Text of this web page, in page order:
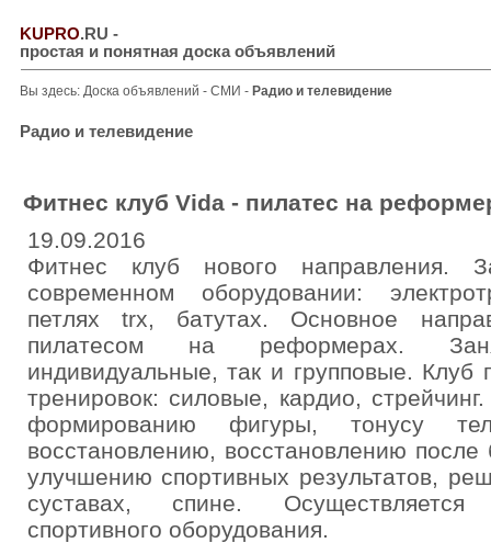
KUPRO.RU -
простая и понятная доска объявлений
Вы здесь: Доска объявлений - СМИ - Радио и телевидение
Радио и телевидение
Фитнес клуб Vida - пилатес на
19.09.2016
Фитнес клуб нового направления.
современном оборудовании:
петлях trx, батутах. Основное
пилатесом на реформерах.
индивидуальные, так и групповые.
тренировок: силовые, кардио,
формированию фигуры, тонусу
восстановлению, восстановлению
улучшению спортивных результатов,
суставах, спине.
спортивного оборудования.